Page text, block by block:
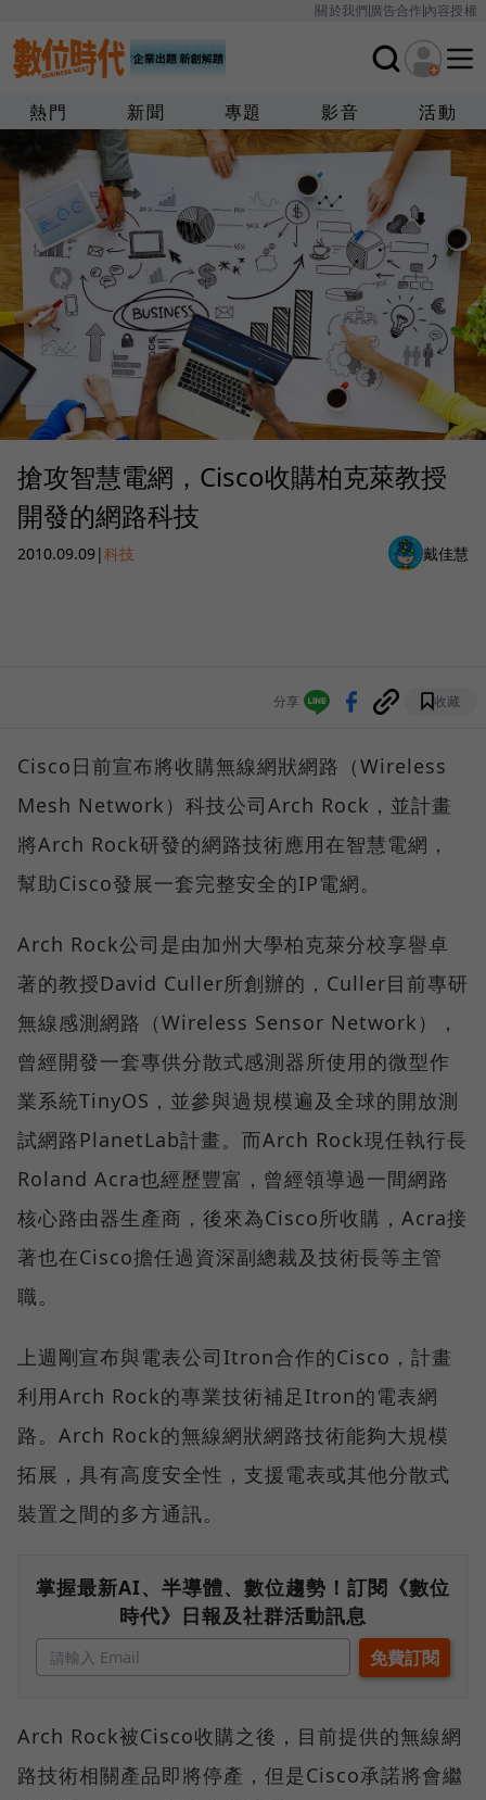
關於我們廣告合作內容授權
熱門 新聞 專題 影音 活動
搶攻智慧電網，Cisco收購柏克萊教授
開發的網路科技
2010.09.09|科技 戴佳慧
分享 收藏
Cisco日前宣布將收購無線網狀網路（Wireless
Mesh Network）科技公司Arch Rock，並計畫
將Arch Rock研發的網路技術應用在智慧電網，
幫助Cisco發展一套完整安全的IP電網。
Arch Rock公司是由加州大學柏克萊分校享譽卓
著的教授David Culler所創辦的，Culler目前專研
無線感測網路（Wireless Sensor Network），
曾經開發一套專供分散式感測器所使用的微型作
業系統TinyOS，並參與過規模遍及全球的開放測
試網路PlanetLab計畫。而Arch Rock現任執行長
Roland Acra也經歷豐富，曾經領導過一間網路
核心路由器生產商，後來為Cisco所收購，Acra接
著也在Cisco擔任過資深副總裁及技術長等主管
職。
上週剛宣布與電表公司Itron合作的Cisco，計畫
利用Arch Rock的專業技術補足Itron的電表網
路。Arch Rock的無線網狀網路技術能夠大規模
拓展，具有高度安全性，支援電表或其他分散式
裝置之間的多方通訊。
掌握最新AI、半導體、數位趨勢！訂閱《數位
時代》日報及社群活動訊息
Arch Rock被Cisco收購之後，目前提供的無線網
路技術相關產品即將停產，但是Cisco承諾將會繼